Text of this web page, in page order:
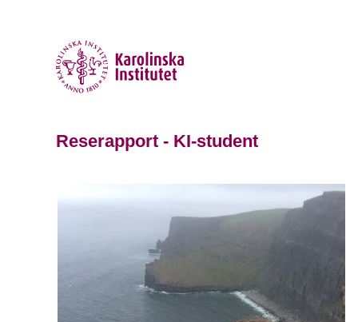
Reserapport - KI-student